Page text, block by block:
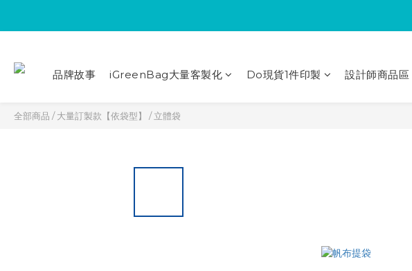
品牌故事 iGreenBag大量客製化 Do現貨1件印製 設計師商品區
全部商品 /大量訂製款【依袋型】 /立體袋